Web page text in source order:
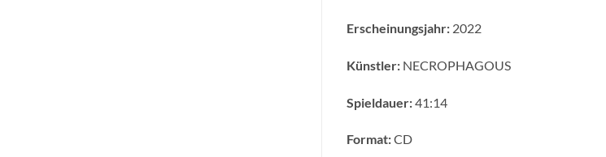
Erscheinungsjahr:2022
Künstler:NECROPHAGOUS
Spieldauer:41:14
Format:CD